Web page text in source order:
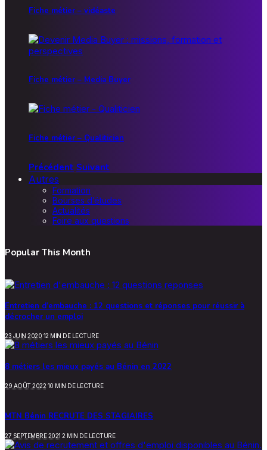
Fiche métier – vidéaste
Fiche métier – Media Buyer
Fiche métier – Qualiticien
Précédent Suivant
Autres
Formation
Bourses d’études
Actualités
Foire aux questions
Popular This Month
Entretien d’embauche : 12 questions et réponses pour réussir à
décrocher un emploi
23 JUIN 2020 12 MIN DE LECTURE
8 métiers les mieux payés au Bénin en 2022
29 AOÛT 2022 10 MIN DE LECTURE
MTN Bénin RECRUTE DES STAGIAIRES
27 SEPTEMBRE 2021 2 MIN DE LECTURE